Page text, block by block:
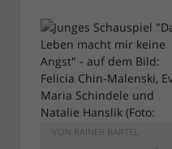
VON RAINER BARTEL